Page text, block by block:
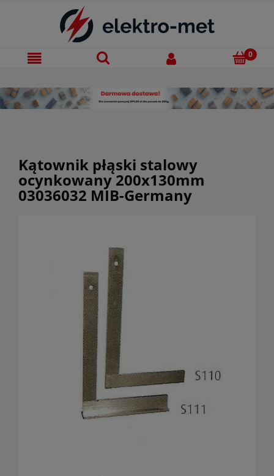
Kątownik płąski stalowy
ocynkowany 200x130mm
03036032 MIB-Germany